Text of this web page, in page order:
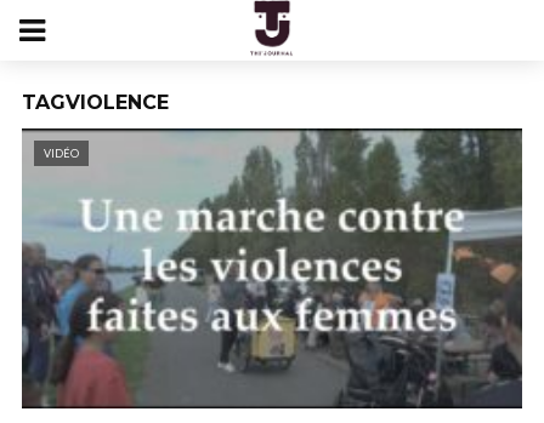
TAGVIOLENCE
VIDÉO